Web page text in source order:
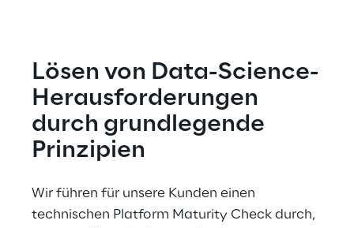
Lösen von Data-Science-
Herausforderungen
durch grundlegende
Prinzipien
Wir führen für unsere Kunden einen
technischen Platform Maturity Check durch,